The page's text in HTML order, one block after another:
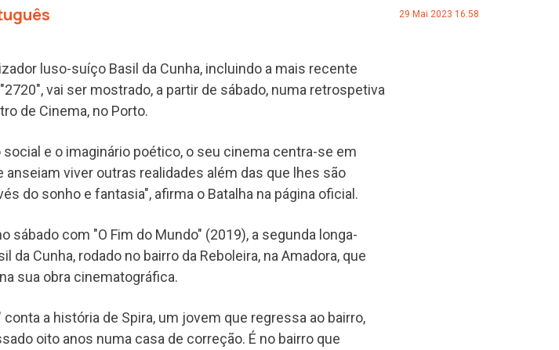
29 Mai 2023 16:58
luso-suíço Basil da Cunha, incluindo a mais recente
vai ser mostrado, a partir de sábado, numa retrospetiva
de Cinema, no Porto.
social e o imaginário poético, o seu cinema centra-se em
anseiam viver outras realidades além das que lhes são
do sonho e fantasia", afirma o Batalha na página oficial.
sábado com "O Fim do Mundo" (2019), a segunda longa-
da Cunha, rodado no bairro da Reboleira, na Amadora, que
sua obra cinematográfica.
conta a história de Spira, um jovem que regressa ao bairro,
oito anos numa casa de correção. É no bairro que